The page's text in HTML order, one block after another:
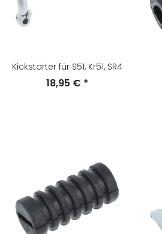
Kickstarter für S51, Kr51, SR4
18,95 € *